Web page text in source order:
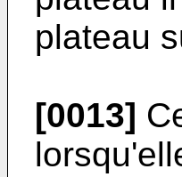
plateau
[0013]